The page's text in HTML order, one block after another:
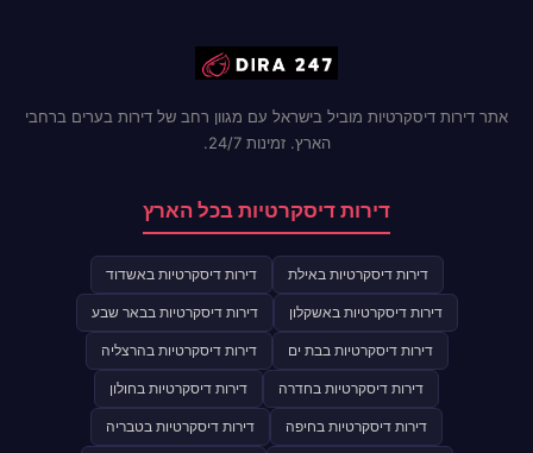
אתר דירות דיסקרטיות מוביל בישראל עם מגוון רחב של דירות בערים ברחבי
הארץ. זמינות 24/7.
דירות דיסקרטיות בכל הארץ
דירות דיסקרטיות באילת דירות דיסקרטיות באשדוד
דירות דיסקרטיות באשקלון דירות דיסקרטיות בבאר שבע
דירות דיסקרטיות בבת ים דירות דיסקרטיות בהרצליה
דירות דיסקרטיות בחדרה דירות דיסקרטיות בחולון
דירות דיסקרטיות בחיפה דירות דיסקרטיות בטבריה